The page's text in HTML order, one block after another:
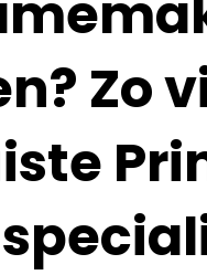
Zo